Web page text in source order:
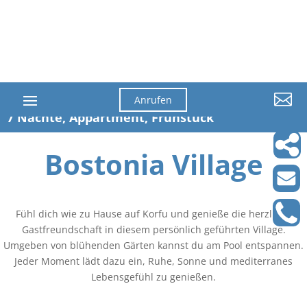
Anrufen 
7 Nächte, Appartment, Frühstück
Bostonia Village
Fühl dich wie zu Hause auf Korfu und genieße die herzliche
Gastfreundschaft in diesem persönlich geführten Village.
Umgeben von blühenden Gärten kannst du am Pool entspannen.
Jeder Moment lädt dazu ein, Ruhe, Sonne und mediterranes
Lebensgefühl zu genießen.